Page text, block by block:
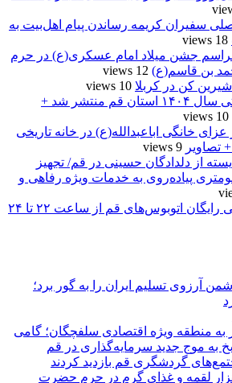
سفیران کریمه رساندن پیام اهل‌بیت به
18 views
مراسم جشن میلاد امام عسکری(ع) در حرم
بن قاسم(ع) 12 views
کن در کربلا 10 views
نمایه جمعیتی سال ۱۴۰۴ استان قم منتشر شد +
10 views
عزای خانگی اباعبدالله(ع) در خانه تاریخی
تصاویر 9 views
از دلدادگان حسینی در قم/ تجهیز
۷ کیلومتری پیاده‌روی به خدمات ویژه رفاهی و
اتوبوس‌های قم از ساعت ۲۲ تا ۲۴
آرزوی تسلیم ایران را به گور برد؛
۱۵۰۰ هکتار به منطقه ویژه اقتصادی سلفچگان؛ گامی
به موج جدید سرمایه‌گذاری در قم
گردشگری قم بازدید کردند
روزانه ۲۰ هزار لقمه و غذای گرم در حرم حضرت